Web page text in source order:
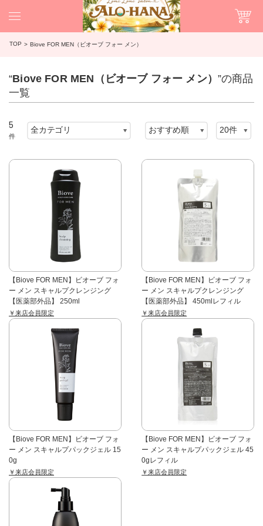
TOP Biove FOR MEN（ビオーブ フォー メン）
“Biove FOR MEN（ビオーブ フォー メン） ”の商品
一覧
5
件
【Biove FOR MEN】ビオーブ フォ
ー メン スキャルプクレンジング
【医薬部外品】 250ml
￥来店会員限定
【Biove FOR MEN】ビオーブ フォ
ー メン スキャルプクレンジング
【医薬部外品】 450mlレフィル
￥来店会員限定
【Biove FOR MEN】ビオーブ フォ
ー メン スキャルプパックジェル 15
0g
￥来店会員限定
【Biove FOR MEN】ビオーブ フォ
ー メン スキャルプパックジェル 45
0gレフィル
￥来店会員限定